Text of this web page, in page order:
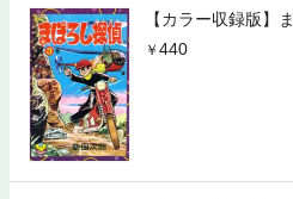
【カラー収録版】
440